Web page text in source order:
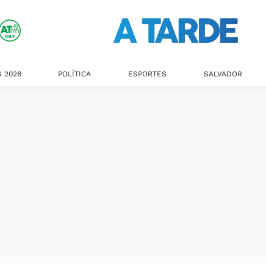
2026 POLÍTICA ESPORTES SALVADOR